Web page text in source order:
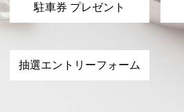
駐車券 プレゼント
抽選エントリーフォーム